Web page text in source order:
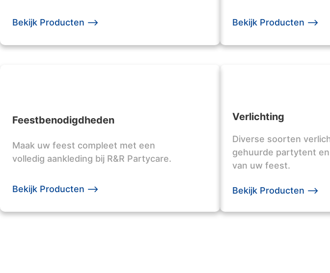
Bekijk Producten --> Bekijk Producten -->
Feestbenodigdheden
Maak uw feest compleet met een
volledig aankleding bij R&R Partycare.
Bekijk Producten -->
Verlichting
Diverse soorten
gehuurde partytent
van uw feest.
Bekijk Producten -->